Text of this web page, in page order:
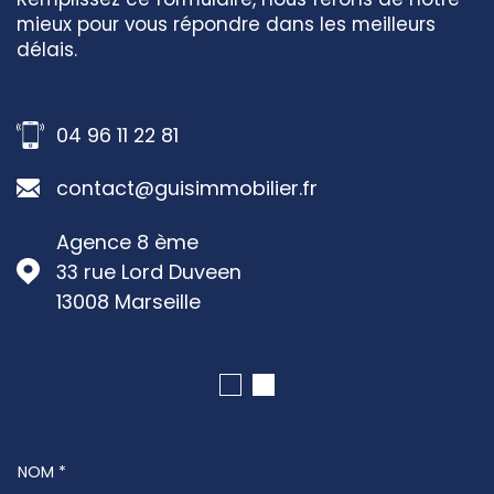
mieux pour vous répondre dans les meilleurs
délais.
04 96 11 22 81
contact@guisimmobilier.fr
Agence 8 ème
33 rue Lord Duveen
13008
Marseille
TRAD_MELTEM_VOSCOORDONNEES
NOM *